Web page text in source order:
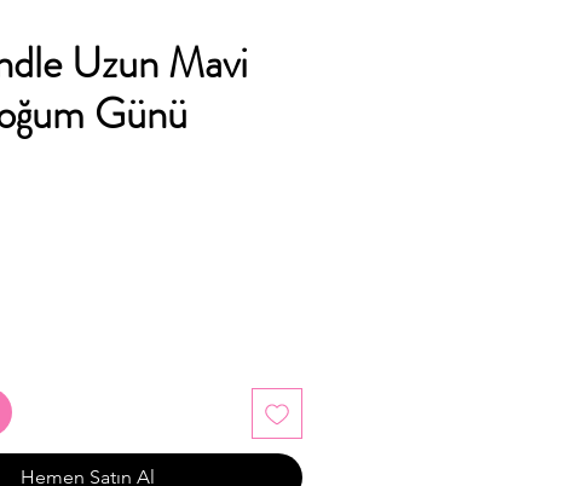
Uzun Mavi
Günü
Hemen Satın Al